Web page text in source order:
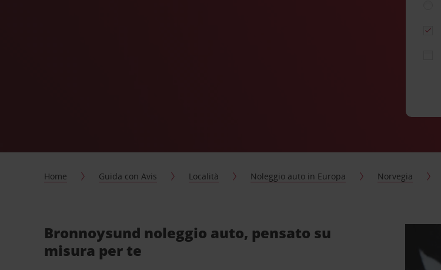
Home Guida con Avis Località Noleggio auto in Europa Norvegia
Bronnoysund noleggio auto, pensato su
misura per te